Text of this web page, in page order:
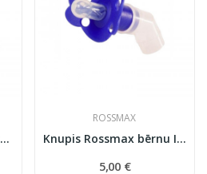
Omron U-100 Inhalatora Adapters AC (NEB-FC-10E)
ROSSMAX
Knupis Rossmax bērnu Inhalatoriem
5,00 €